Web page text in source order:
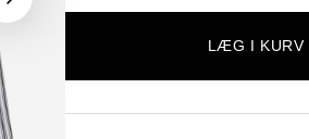
LÆG I KURV